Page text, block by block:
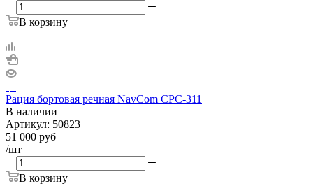
В корзину
Рация бортовая речная NavCom CPC-311
В наличии
Артикул: 50823
51 000 руб
/шт
В корзину